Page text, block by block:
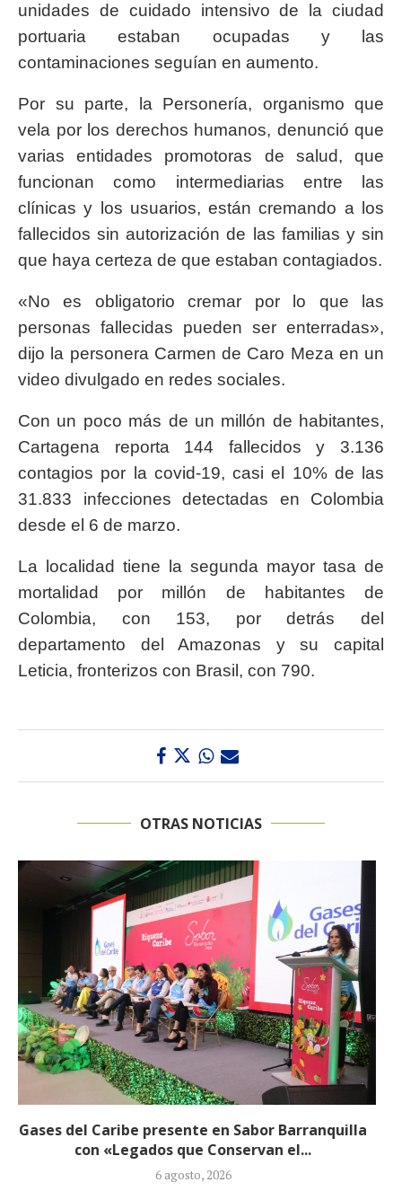
unidades de cuidado intensivo de la ciudad
portuaria estaban ocupadas y las
contaminaciones seguían en aumento.
Por su parte, la Personería, organismo que
vela por los derechos humanos, denunció que
varias entidades promotoras de salud, que
funcionan como intermediarias entre las
clínicas y los usuarios, están cremando a los
fallecidos sin autorización de las familias y sin
que haya certeza de que estaban contagiados.
«No es obligatorio cremar por lo que las
personas fallecidas pueden ser enterradas»,
dijo la personera Carmen de Caro Meza en un
video divulgado en redes sociales.
Con un poco más de un millón de habitantes,
Cartagena reporta 144 fallecidos y 3.136
contagios por la covid-19, casi el 10% de las
31.833 infecciones detectadas en Colombia
desde el 6 de marzo.
La localidad tiene la segunda mayor tasa de
mortalidad por millón de habitantes de
Colombia, con 153, por detrás del
departamento del Amazonas y su capital
Leticia, fronterizos con Brasil, con 790.
OTRAS NOTICIAS
Exjefe paramilitar Saúl Severini hizo explosivas
revelaciones ante la JEP sobre presuntos...
6 agosto, 2026